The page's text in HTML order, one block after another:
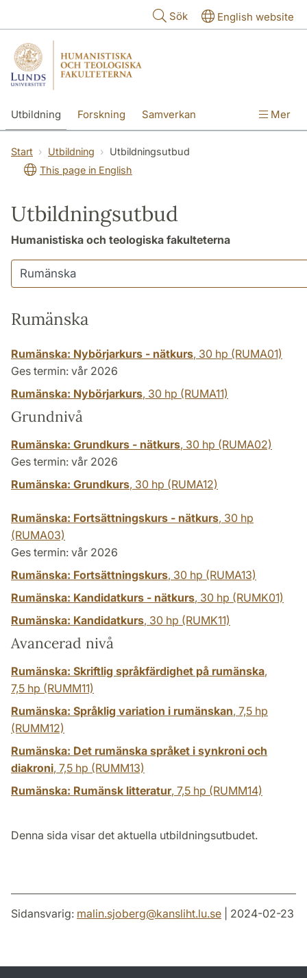
Sök English website
Utbildning Forskning Samverkan Mer
Start Utbildning
Utbildningsutbud
This page in English
Utbildningsutbud
Humanistiska och teologiska fakulteterna
Rumänska
Rumänska: Nybörjarkurs - nätkurs, 30 hp (RUMA01)
Ges termin: vår 2026
Rumänska: Nybörjarkurs, 30 hp (RUMA11)
Grundnivå
Rumänska: Grundkurs - nätkurs, 30 hp (RUMA02)
Ges termin: vår 2026
Rumänska: Grundkurs, 30 hp (RUMA12)
Rumänska: Fortsättningskurs - nätkurs, 30 hp
(RUMA03)
Ges termin: vår 2026
Rumänska: Fortsättningskurs, 30 hp (RUMA13)
Rumänska: Kandidatkurs - nätkurs, 30 hp (RUMK01)
Rumänska: Kandidatkurs, 30 hp (RUMK11)
Avancerad nivå
Rumänska: Skriftlig språkfärdighet på rumänska,
7,5 hp (RUMM11)
Rumänska: Språklig variation i rumänskan, 7,5 hp
(RUMM12)
Rumänska: Det rumänska språket i synkroni och
diakroni, 7,5 hp (RUMM13)
Rumänska: Rumänsk litteratur, 7,5 hp (RUMM14)
Denna sida visar det aktuella utbildningsutbudet.
Sidansvarig: malin.sjoberg@kansliht.lu.se | 2024-02-23